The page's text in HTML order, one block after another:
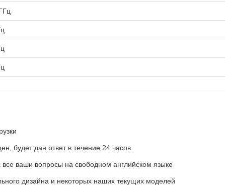
будет дан ответ в течение 24 часов
ваши вопросы на свободном английском языке
дизайна и некоторых наших текущих моделей